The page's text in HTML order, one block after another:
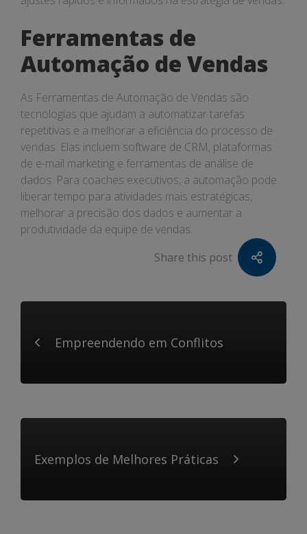
Ferramentas de
Automação de Vendas
As Ferramentas de Automação de Vendas são
tecnologias que ajudam a automatizar tarefas
repetitivas e a melhorar a eficiência do processo de
vendas. Elas incluem software de CRM, plataformas
de e-mail marketing e ferramentas de análise de
dados. Para coaches executivos, a automação pode
liberar tempo para atividades mais estratégicas,
melhorar a precisão dos dados e aumentar a
produtividade da equipe de vendas.
Share this post
Empreendendo em Conflitos
Exemplos de Melhores Práticas